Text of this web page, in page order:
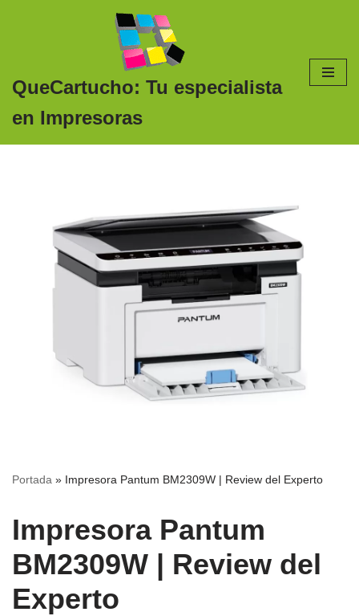
contenido
QueCartucho: Tu especialista
en Impresoras
Portada » Impresora Pantum BM2309W | Review del Experto
Impresora Pantum
BM2309W | Review del
Experto